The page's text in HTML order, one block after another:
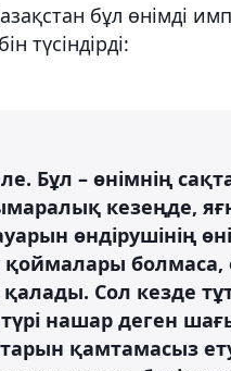
бұл өнімді
түсіндірді:
Бұл – өнімнің
кезеңде,
өндірушінің
қоймалары
Сол кезде
нашар деген
қамтамасыз